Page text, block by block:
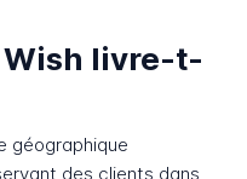
Wish livre-t-
géographique
des clients dans